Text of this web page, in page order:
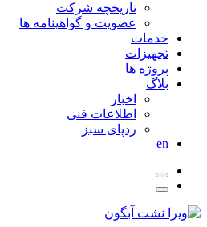
تاریخچه شرکت
عضویت و گواهینامه ها
خدمات
تجهیزات
پروژه ها
بلاگ
اخبار
اطلاعات فنی
ردپای سبز
en